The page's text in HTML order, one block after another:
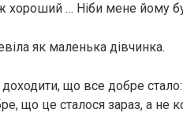
хороший … Ніби мене йому
як маленька дівчинка.
доходити, що все добре
що це сталося зараз, а не